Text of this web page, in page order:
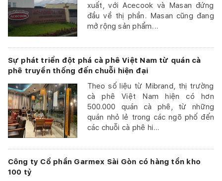
xuất, với Acecook và Masan đứng
đầu về thị phần. Masan cũng đang
mở rộng sản phẩm...
Sự phát triển đột phá cà phê Việt Nam từ quán cà
phê truyền thống đến chuỗi hiện đại
Theo số liệu từ Mibrand, thị trường
cà phê Việt Nam hiện có hơn
500.000 quán cà phê, từ những
quán nhỏ lẻ trong các ngõ phố đến
các chuỗi cà phê hi...
Công ty Cổ phần Garmex Sài Gòn có hàng tồn kho
100 tỷ